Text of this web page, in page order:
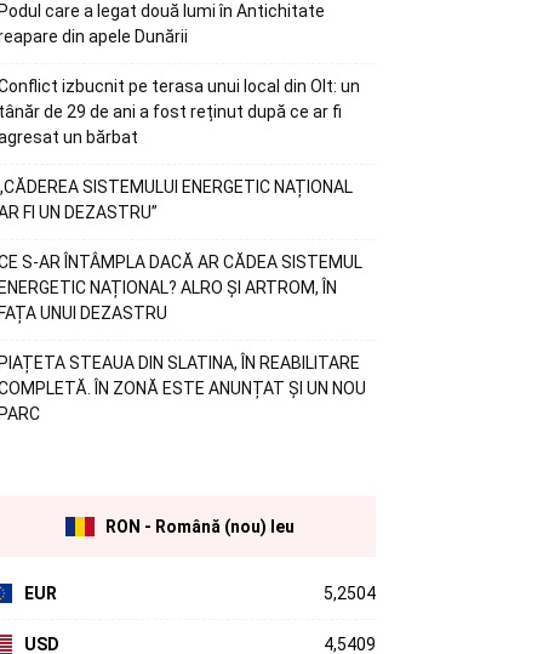
Podul care a legat două lumi în Antichitate
din apele Dunării
izbucnit pe terasa unui local din Olt: un
tânăr de 29 de ani a fost reținut după ce ar fi
un bărbat
SISTEMULUI ENERGETIC NAȚIONAL
FI UN DEZASTRU”
S-AR ÎNTÂMPLA DACĂ AR CĂDEA SISTEMUL
ENERGETIC NAȚIONAL? ALRO ȘI ARTROM, ÎN
FAȚA UNUI DEZASTRU
PIAȚETA STEAUA DIN SLATINA, ÎN REABILITARE
ÎN ZONĂ ESTE ANUNȚAT ȘI UN NOU
PARC
RON - Română (nou) leu
EUR 5,2504
USD 4,5409